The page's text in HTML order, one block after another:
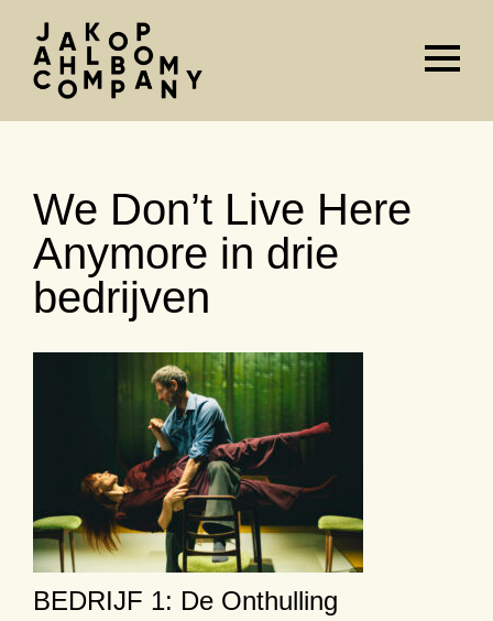
Agenda
We Don’t Live Here
Anymore in drie
bedrijven
BEDRIJF 1: De Onthulling